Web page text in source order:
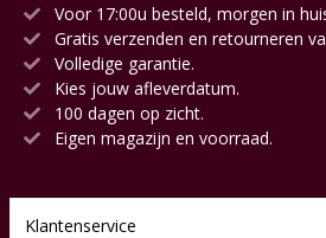
Voor 17:00u besteld, morgen in
Gratis verzenden en retourneren
Volledige garantie.
Kies jouw afleverdatum.
100 dagen op zicht.
Eigen magazijn en voorraad.
Klantenservice